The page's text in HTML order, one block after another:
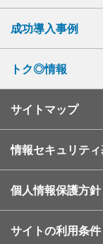
成功導入事例
トク◎情報
サイトマップ
情報セキュリテ
個人情報保護方針
サイトの利用条件